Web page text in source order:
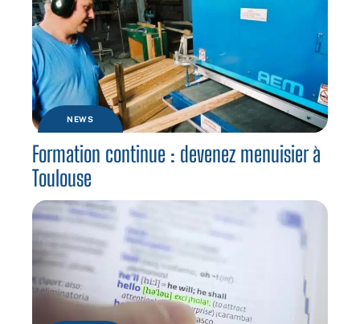
NEWS
Formation continue : devenez menuisier à
Toulouse